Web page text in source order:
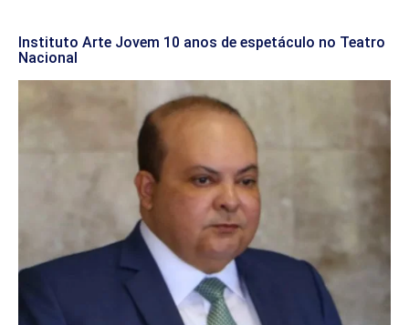
Instituto Arte Jovem 10 anos de espetáculo no Teatro
Nacional